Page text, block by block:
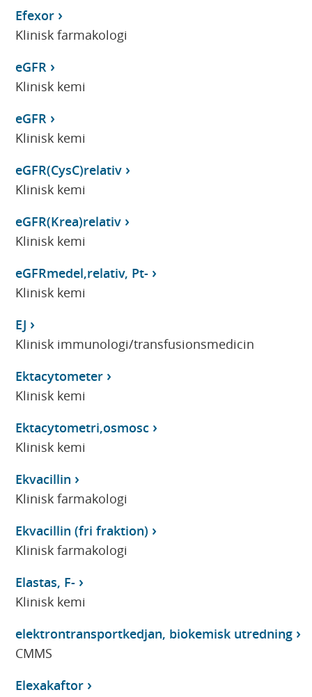
Efexor
Klinisk farmakologi
eGFR
Klinisk kemi
eGFR
Klinisk kemi
eGFR(CysC)relativ
Klinisk kemi
eGFR(Krea)relativ
Klinisk kemi
eGFRmedel,relativ, Pt-
Klinisk kemi
EJ
Klinisk immunologi/transfusionsmedicin
Ektacytometer
Klinisk kemi
Ektacytometri,osmosc
Klinisk kemi
Ekvacillin
Klinisk farmakologi
Ekvacillin (fri fraktion)
Klinisk farmakologi
Elastas, F-
Klinisk kemi
elektrontransportkedjan, biokemisk utredning
CMMS
Elexakaftor